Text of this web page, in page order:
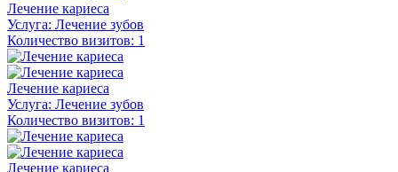
Лечение кариеса
Услуга: Лечение зубов
Количество визитов: 1
Лечение кариеса
Услуга: Лечение зубов
Количество визитов: 1
Лечение кариеса